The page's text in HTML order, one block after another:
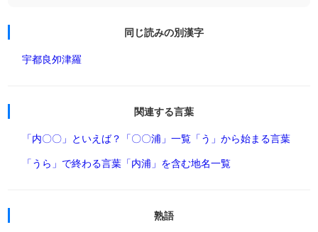
同じ読みの別漢字
宇都良夘津羅
関連する言葉
「内〇〇」といえば？ 「〇〇浦」一覧 「う」から始まる言葉
「うら」で終わる言葉 「内浦」を含む地名一覧
熟語